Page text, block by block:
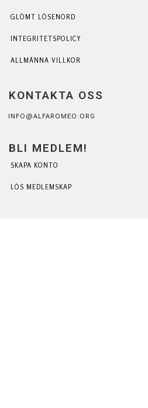
GLÖMT LÖSENORD
INTEGRITETSPOLICY
ALLMÄNNA VILLKOR
KONTAKTA OSS
INFO@ALFAROMEO.ORG
BLI MEDLEM!
SKAPA KONTO
LÖS MEDLEMSKAP